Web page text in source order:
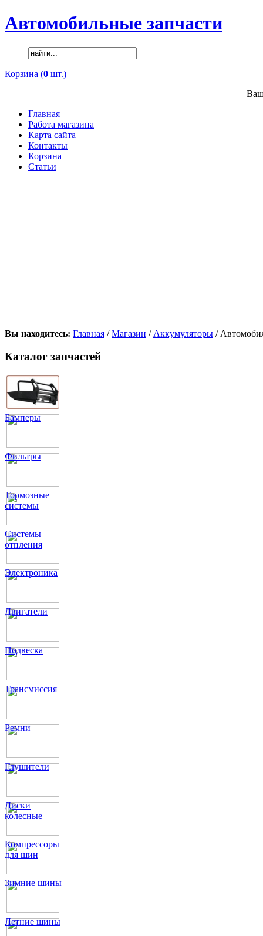
Автомобильные запчасти
Корзина (0 шт.)
Главная
Работа магазина
Карта сайта
Контакты
Корзина
Статьи
Вы находитесь: Главная /Магазин / Аккумуляторы /
Каталог запчастей
Бамперы
Фильтры
Тормозные
системы
Системы
отпления
Электроника
Двигатели
Подвеска
Трансмиссия
Ремни
Глушители
Диски
колесные
Компрессоры
для шин
Зимние шины
Летние шины